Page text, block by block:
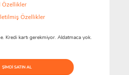
Özellikler
Özellikler
Kredi kartı gerekmiyor. Aldatmaca yok.
ŞIMDI SATIN AL